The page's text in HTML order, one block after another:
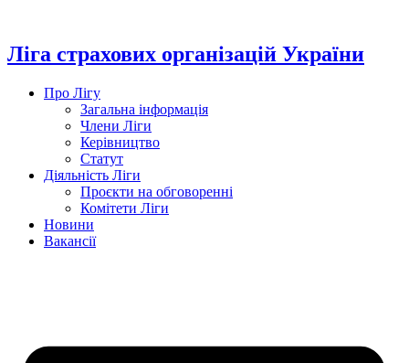
вмісту
Ліга страхових організацій України
Про Лігу
Загальна інформація
Члени Ліги
Керівництво
Статут
Діяльність Ліги
Проєкти на обговоренні
Комітети Ліги
Новини
Вакансії